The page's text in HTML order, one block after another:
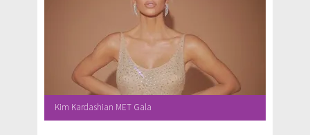
Kim Kardashian MET Gala